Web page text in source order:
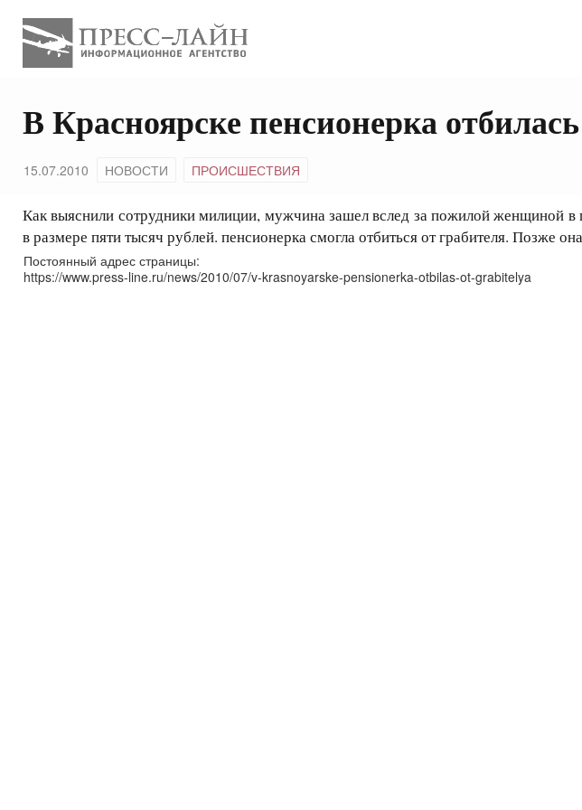
В Красноярске пенсионерка
15.07.2010 НОВОСТИ ПРОИСШЕСТВИЯ
Как выяснили сотрудники милиции, мужчина зашел вслед за пожилой женщиной в
в размере пяти тысяч рублей. пенсионерка смогла отбиться от грабителя.
Постоянный адрес страницы:
https://www.press-line.ru/news/2010/07/v-krasnoyarske-pensionerka-otbilas-ot-grabitelya